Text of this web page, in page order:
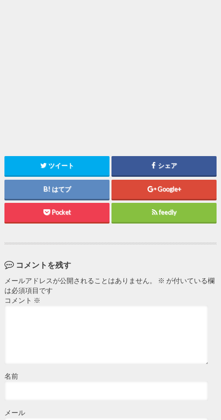
ツイート シェア
はてブ Google+
Pocket feedly
コメントを残す
メールアドレスが公開されることはありません。 ※ が付いている欄
は必須項目です
コメント ※
名前
メール